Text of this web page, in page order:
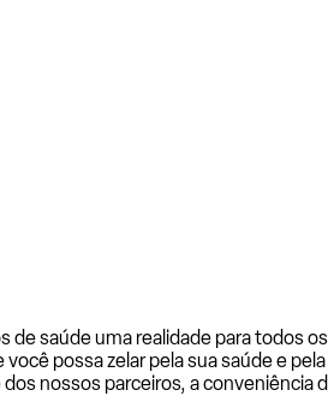
saúde uma realidade para todos
possa zelar pela sua saúde e
nossos parceiros, a